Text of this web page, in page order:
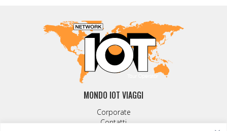
MONDO IOT VIAGGI
Corporate
Contatti